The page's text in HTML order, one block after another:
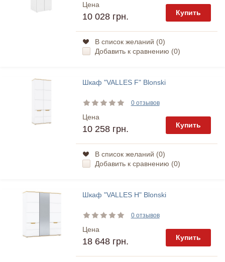
Цена
10 028 грн. Купить
В список желаний (0)
Добавить к сравнению (0)
Шкаф "VALLES F" Blonski
0 отзывов
Цена
10 258 грн. Купить
В список желаний (0)
Добавить к сравнению (0)
Шкаф "VALLES H" Blonski
0 отзывов
Цена
18 648 грн. Купить